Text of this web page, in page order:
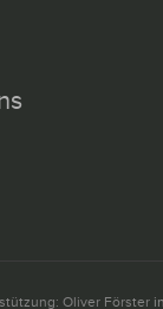
Oliver Förster